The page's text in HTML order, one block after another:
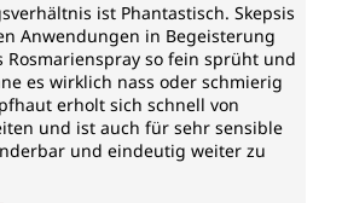
ist Phantastisch. Skepsis
Anwendungen in Begeisterung
Rosmarienspray so fein sprüht und
es wirklich nass oder schmierig
erholt sich schnell von
und ist auch für sehr sensible
und eindeutig weiter zu